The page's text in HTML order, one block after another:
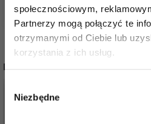
społecznościowym,
Partnerzy mogą połączyć te
otrzymanymi od Ciebie lub
korzystania z ich usług.
zgody
Niezbędne
POPULARNE ALTERNATYWY
Oszczędź
miłośników włóczek i
dostęp do